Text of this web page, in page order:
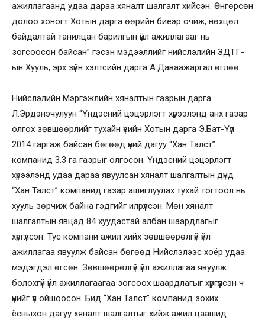
ажиллагаанд удаа дараа хяналт шалгалт хийсэн. Өнгөрсөн
долоо хоногт Хотын дарга өөрийн биеэр очиж, нөхцөл
байдалтай танилцан барилгын үйл ажиллагааг нь
зогсоосон байсан” гэсэн мэдээллийг нийслэлийн ЗДТГ-
ын Хууль, эрх зүйн хэлтсийн дарга А.Даваажаргал өглөө.
Нийслэлийн Мэргэжлийн хяналтын газрын дарга
Л.Эрдэнэчулуун “Үндэсний цэцэрлэгт хүрээлэнд анх газар
олгох зөвшөөрлийг тухайн үеийн Хотын дарга Э.Бат-Үүл
2014 гаргаж байсан бөгөөд үүний дагуу “Хан Талст”
компанид 3.3 га газрыг олгосон. Үндэсний цэцэрлэгт
хүрээлэнд удаа дараа явуулсан хяналт шалгалтын дүнд
“Хан Талст” компанид газар ашиглуулах тухай тогтоол нь
хууль зөрчиж байна гэдгийг илрүүлсэн. Мөн хяналт
шалгалтын явцад 84 хуудастай албан шаардлагыг
хүргүүлсэн. Тус компани ажил хийх зөвшөөрөлгүй үйл
ажиллагаа явуулж байсан бөгөөд Нийслэлээс хоёр удаа
мэдэгдэл өгсөн. Зөвшөөрөлгүй үйл ажиллагаа явуулж
болохгүй үйл ажиллагаагаа зогсоох шаардлагыг хүргүүлсэн ч
үүнийг үл ойшоосон. Бид “Хан Талст” компанид зохих
ёсныхон дагуу хяналт шалгалтыг хийж ажил цаашид